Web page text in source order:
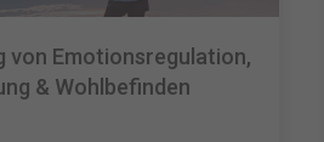
von Emotionsregulation,
& Wohlbefinden